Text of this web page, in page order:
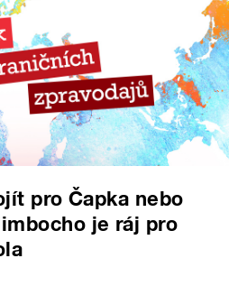
pro Čapka nebo
je ráj pro